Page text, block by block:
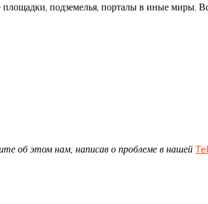
подземелья, порталы в иные миры.
об этом нам, написав о проблеме в нашей